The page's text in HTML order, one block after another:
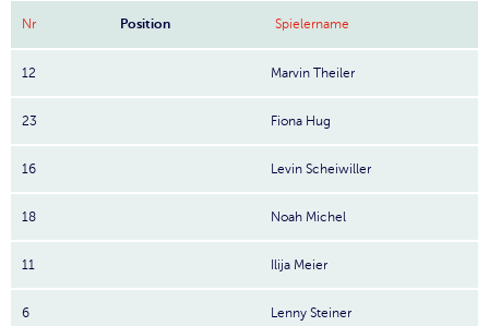
Nr Position Spielername
12 Marvin Theiler
23 Fiona Hug
16 Levin Scheiwiller
18 Noah Michel
11 Ilija Meier
6 Lenny Steiner